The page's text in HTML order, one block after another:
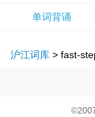
单词背诵
沪江词库 > fast-